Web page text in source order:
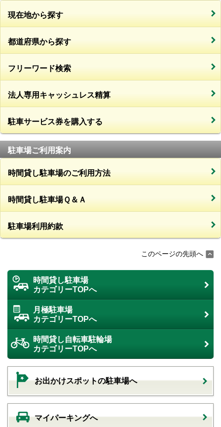
現在地から探す
都道府県から探す
フリーワード検索
法人専用キャッシュレス精算
駐車サービス券を購入する
駐車場ご利用案内
時間貸し駐車場のご利用方法
時間貸し駐車場Ｑ＆Ａ
駐車場利用約款
このページの先頭へ
時間貸し駐車場
カテゴリーTOPへ
月極駐車場
カテゴリーTOPへ
時間貸し自転車駐輪場
カテゴリーTOPへ
お出かけスポットの駐車場へ
マイパーキングへ